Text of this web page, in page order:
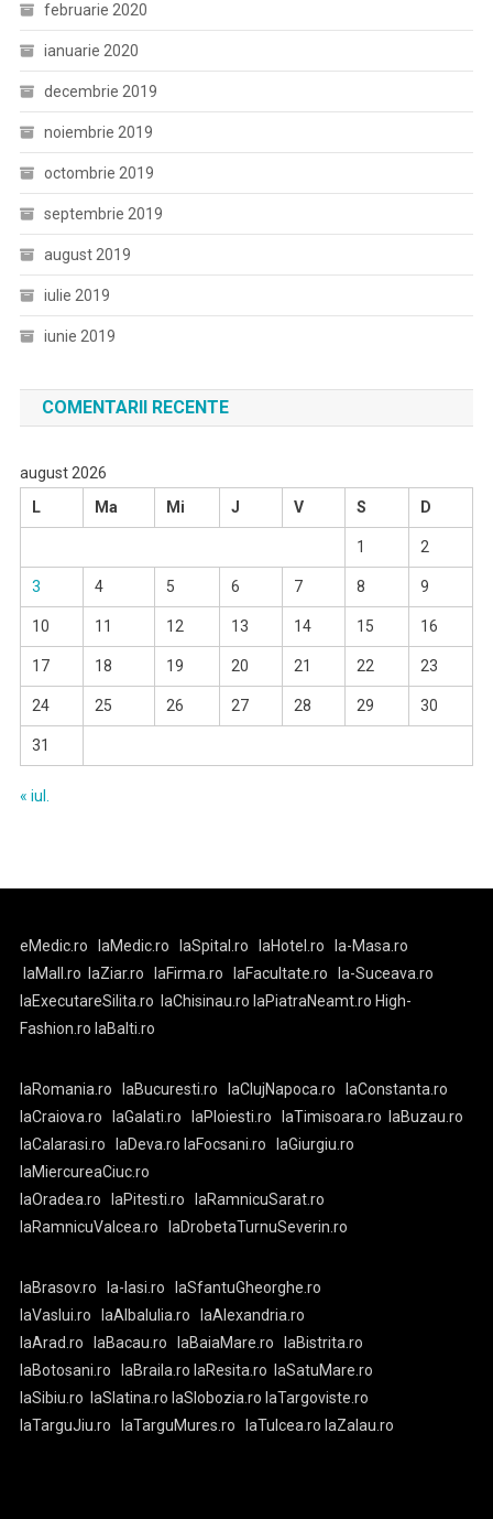
februarie 2020
ianuarie 2020
decembrie 2019
noiembrie 2019
octombrie 2019
septembrie 2019
august 2019
iulie 2019
iunie 2019
COMENTARII RECENTE
august 2026
L
Ma Mi J V S D
1 2
3 4 5 6 7 8 9
10 11 12 13 14 15 16
17 18 19 20 21 22 23
24 25 26 27 28 29 30
31
« iul.
eMedic.ro laMedic.ro laSpital.ro laHotel.ro
la-Masa.ro
laMall.ro
laZiar.ro laFirma.ro laFacultate.ro
la-Suceava.ro
laExecutareSilita.ro
laChisinau.ro laPiatraNeamt.ro High-
Fashion.ro laBalti.ro
laRomania.ro laBucuresti.ro laClujNapoca.ro
laConstanta.ro
laCraiova.ro
laGalati.ro laPloiesti.ro laTimisoara.ro
laBuzau.ro
laCalarasi.ro
laDeva.ro laFocsani.ro
laGiurgiu.ro
laMiercureaCiuc.ro
laOradea.ro
laPitesti.ro
laRamnicuSarat.ro
laRamnicuValcea.ro
laDrobetaTurnuSeverin.ro
laBrasov.ro la-Iasi.ro
laSfantuGheorghe.ro
laVaslui.ro
laAlbaIulia.ro
laAlexandria.ro
laArad.ro
laBacau.ro laBaiaMare.ro
laBistrita.ro
laBotosani.ro
laBraila.ro laResita.ro
laSatuMare.ro
laSibiu.ro
laSlatina.ro laSlobozia.ro laTargoviste.ro
laTarguJiu.ro
laTarguMures.ro laTulcea.ro laZalau.ro